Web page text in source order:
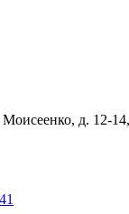
Моисеенко, д. 12-